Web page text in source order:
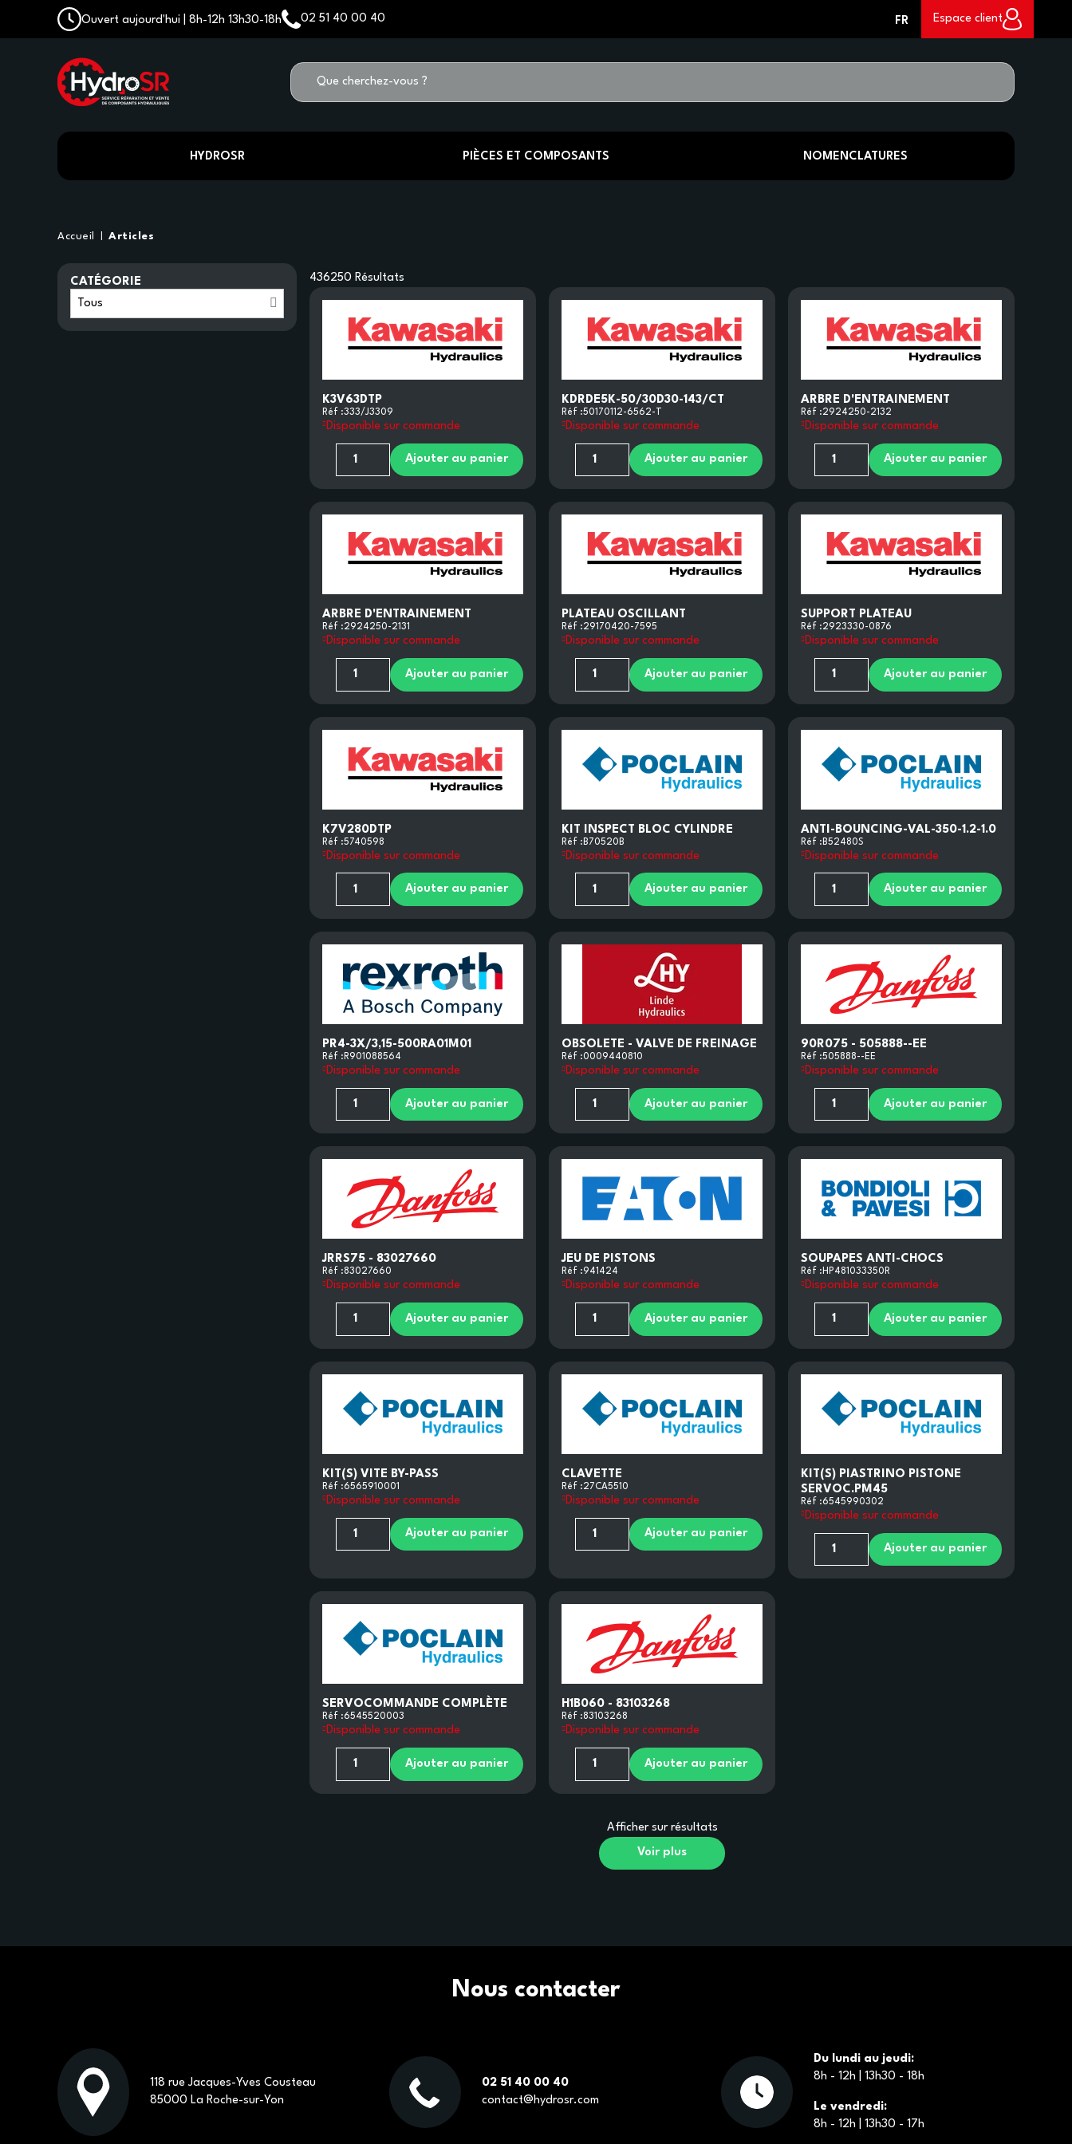
Ouvert aujourd'hui | 8h-12h 13h30-18h 02 51 40 00 40 FR Espace client
HYDROSR PIÈCES ET COMPOSANTS NOMENCLATURES
Accueil Articles
CATÉGORIE 436250 Résultats
K3V63DTP
Réf :333/J3309
Disponible sur commande
Ajouter au panier
KDRDE5K-50/30D30-143/CT
Réf :50170112-6562-T
Disponible sur commande
Ajouter au panier
ARBRE D'ENTRAINEMENT
Réf :2924250-2132
Disponible sur commande
Ajouter au panier
ARBRE D'ENTRAINEMENT
Réf :2924250-2131
Disponible sur commande
Ajouter au panier
PLATEAU OSCILLANT
Réf :29170420-7595
Disponible sur commande
Ajouter au panier
SUPPORT PLATEAU
Réf :2923330-0876
Disponible sur commande
Ajouter au panier
K7V280DTP
Réf :5740598
Disponible sur commande
Ajouter au panier
KIT INSPECT BLOC CYLINDRE
Réf : B70520B
Disponible sur commande
Ajouter au panier
ANTI-BOUNCING-VAL-350-1.2-1.0
Réf : B52480S
Disponible sur commande
Ajouter au panier
PR4-3X/3,15-500RA01M01
Réf : R901088564
Disponible sur commande
Ajouter au panier
OBSOLETE - VALVE DE FREINAGE
Réf :0009440810
Disponible sur commande
Ajouter au panier
90R075 - 505888--EE
Réf :505888--EE
Disponible sur commande
Ajouter au panier
JRRS75 - 83027660
Réf :83027660
Disponible sur commande
Ajouter au panier
JEU DE PISTONS
Réf :941424
Disponible sur commande
Ajouter au panier
SOUPAPES ANTI-CHOCS
Réf : HP481033350R
Disponible sur commande
Ajouter au panier
KIT(S) VITE BY-PASS
Réf :6565910001
Disponible sur commande
Ajouter au panier
CLAVETTE
Réf :27CA5510
Disponible sur commande
Ajouter au panier
KIT(S) PIASTRINO PISTONE
SERVOC.PM45
Réf :6545990302
Disponible sur commande
Ajouter au panier
SERVOCOMMANDE COMPLÈTE
Réf :6545520003
Disponible sur commande
Ajouter au panier
H1B060 - 83103268
Réf :83103268
Disponible sur commande
Ajouter au panier
Afficher sur résultats
Voir plus
Nous contacter
118 rue Jacques-Yves Cousteau
85000 La Roche-sur-Yon
02 51 40 00 40
contact@hydrosr.com
Du lundi au jeudi:
8h - 12h | 13h30 - 18h
Le vendredi:
8h - 12h | 13h30 - 17h